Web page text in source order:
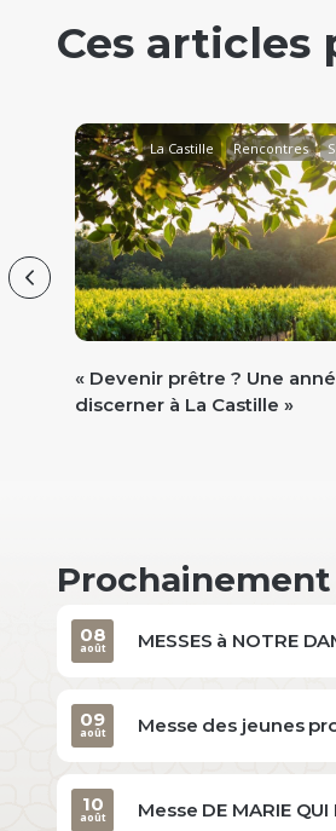
Ces articles
La Castille Rencontres
Vie
« Devenir prêtre ? Une
discerner à La Castille »
Previous
Prochainement
MESSES à NOTRE
08
août
Messe des jeunes
09
août
Messe DE MARIE
10
août